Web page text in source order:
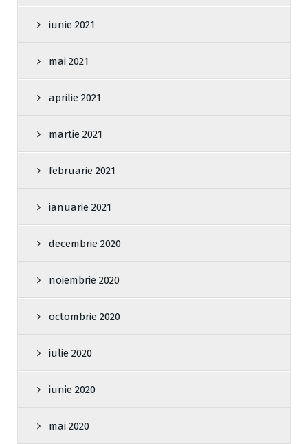
iunie 2021
mai 2021
aprilie 2021
martie 2021
februarie 2021
ianuarie 2021
decembrie 2020
noiembrie 2020
octombrie 2020
iulie 2020
iunie 2020
mai 2020